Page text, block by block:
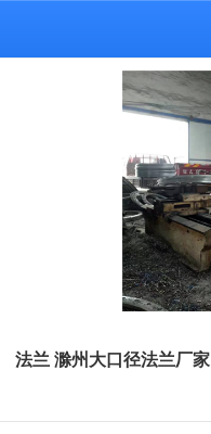
法兰 滁州大口径法兰厂家